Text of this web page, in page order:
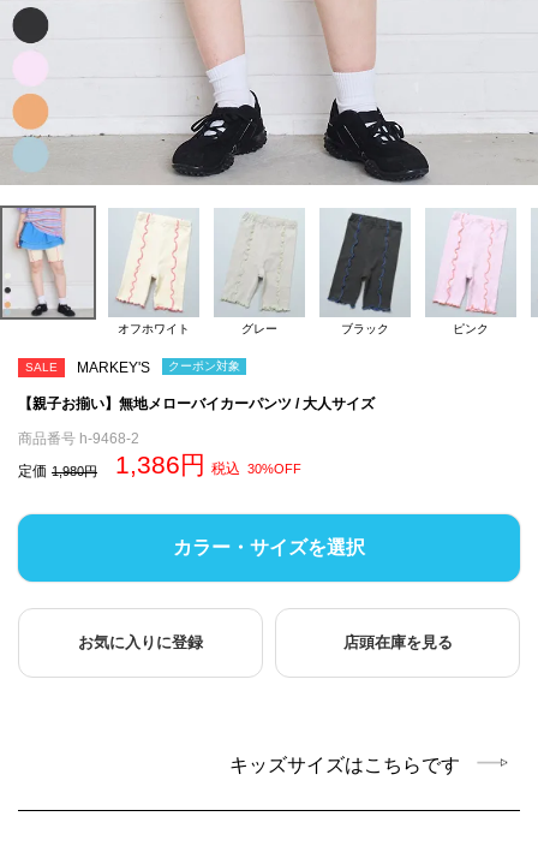
オフホワイト グレー ブラック ピンク
SALE MARKEY'S クーポン対象
【親子お揃い】無地メローバイカーパンツ / 大人サイズ
商品番号 h-9468-2
定価 1,980 1,386 税込 30%OFF
カラー・サイズを選択
お気に入りに登録 店頭在庫を見る
キッズサイズはこちらです